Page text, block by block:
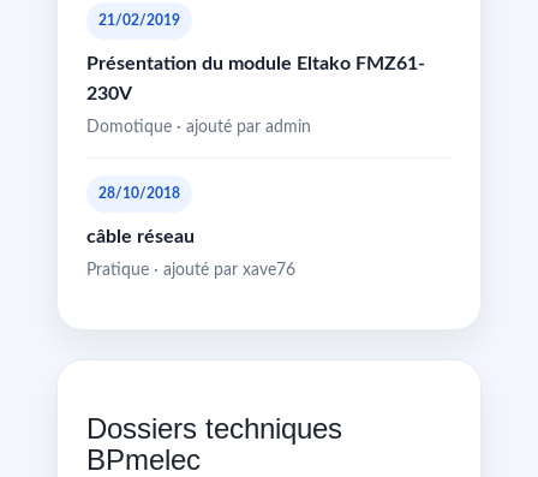
21/02/2019
Présentation du module Eltako FMZ61-
230V
Domotique · ajouté par admin
28/10/2018
câble réseau
Pratique · ajouté par xave76
Dossiers techniques
BPmelec